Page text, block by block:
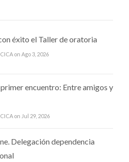
éxito el Taller de oratoria
on Ago 3, 2026
encuentro: Entre amigos y
on Jul 29, 2026
Delegación dependencia